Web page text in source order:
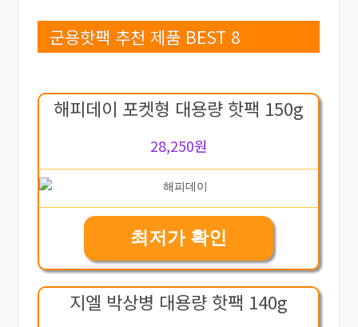
군용핫팩 추천 제품 BEST 8
해피데이 포켓형 대용량 핫팩 150g
28,250원
최저가 확인
지엘 박상병 대용량 핫팩 140g